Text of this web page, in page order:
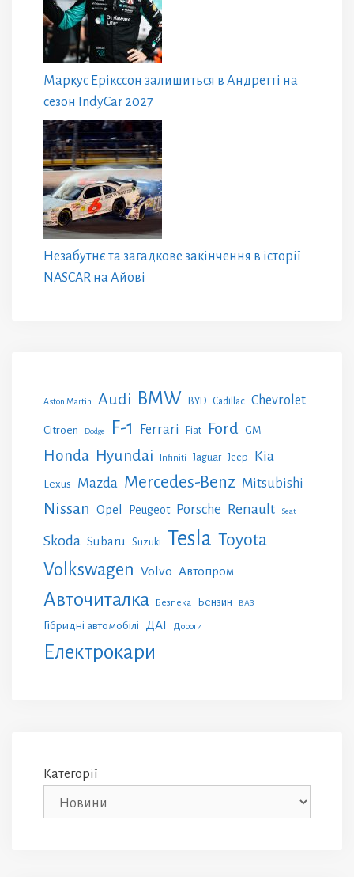
Маркус Ерікссон залишиться в Андретті на
сезон IndyCar 2027
Незабутнє та загадкове закінчення в історії
NASCAR на Айові
Aston Martin Audi BMW BYD Cadillac Chevrolet
Citroen Dodge F-1 Ferrari Fiat Ford GM
Honda Hyundai Infiniti Jaguar Jeep Kia
Lexus Mazda Mercedes-Benz Mitsubishi
Nissan Opel Peugeot Porsche Renault Seat
Skoda Subaru Suzuki Tesla Toyota
Volkswagen Volvo Автопром
Авточиталка Безпека Бензин ВАЗ
Гібридні автомобілі ДАІ Дороги
Електрокари
Категорії